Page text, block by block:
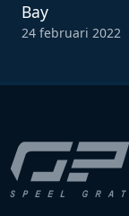
Bay
24 februari 2022